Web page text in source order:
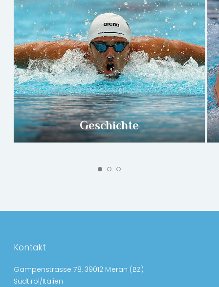
Geschichte
Kontakt
Gampenstrasse 78, 39012 Meran (BZ)
Südtirol/Italien